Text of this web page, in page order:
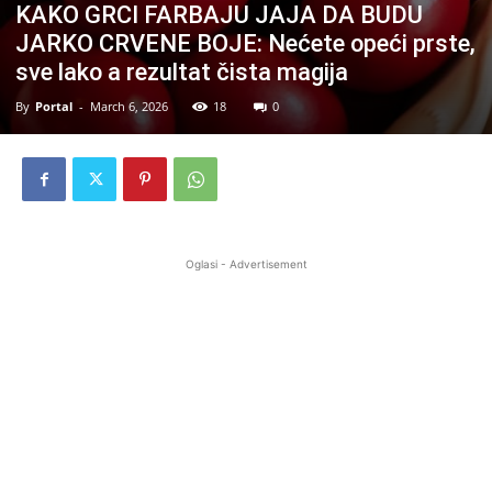
KAKO GRCI FARBAJU JAJA DA BUDU
JARKO CRVENE BOJE: Nećete opeći prste,
sve lako a rezultat čista magija
By Portal - March 6, 2026 18 0
Oglasi - Advertisement